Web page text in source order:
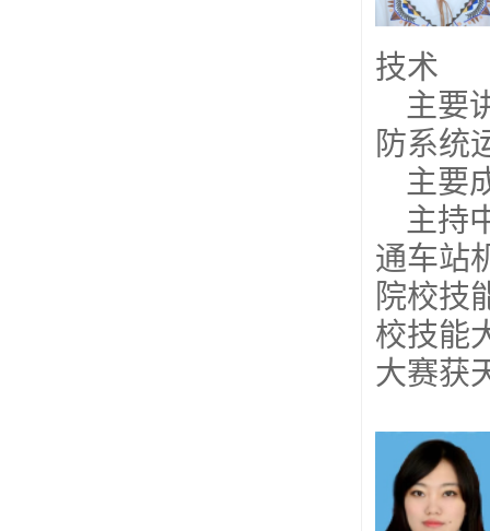
技术
主要
防系统
主要
主持
通车站
院校技
校技能
大赛获